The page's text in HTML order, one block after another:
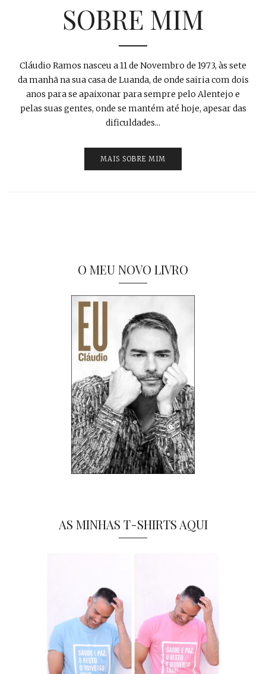
SOBRE MIM
Cláudio Ramos nasceu a 11 de Novembro de 1973, às sete
da manhã na sua casa de Luanda, de onde sairia com dois
anos para se apaixonar para sempre pelo Alentejo e
pelas suas gentes, onde se mantém até hoje, apesar das
dificuldades...
MAIS SOBRE MIM
O MEU NOVO LIVRO
AS MINHAS T-SHIRTS AQUI